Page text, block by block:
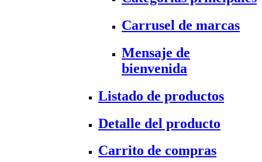
Carrusel de marcas
Mensaje de
bienvenida
Listado de productos
Detalle del producto
Carrito de compras